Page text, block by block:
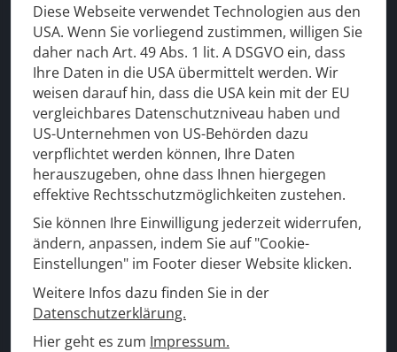
Für Ihre Sicherheit
Diese Webseite verwendet Technologien aus den
USA. Wenn Sie vorliegend zustimmen, willigen Sie
daher nach Art. 49 Abs. 1 lit. A DSGVO ein, dass
Ihre Daten in die USA übermittelt werden. Wir
weisen darauf hin, dass die USA kein mit der EU
vergleichbares Datenschutzniveau haben und
US-Unternehmen von US-Behörden dazu
verpflichtet werden können, Ihre Daten
herauszugeben, ohne dass Ihnen hiergegen
effektive Rechtsschutzmöglichkeiten zustehen.
Sie können Ihre Einwilligung jederzeit widerrufen,
ändern, anpassen, indem Sie auf "Cookie-
Einstellungen" im Footer dieser Website klicken.
Weitere Infos dazu finden Sie in der
Datenschutzerklärung.
Hier geht es zum Impressum.